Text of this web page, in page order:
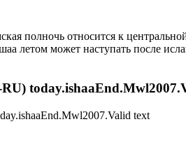
полночь относится к
летом может наступать после
text